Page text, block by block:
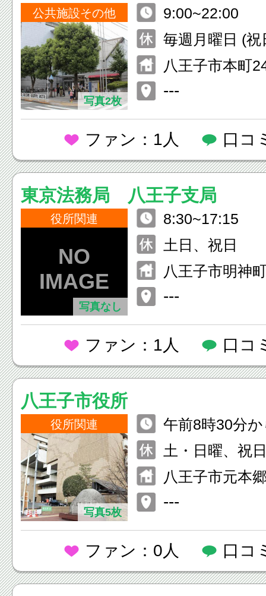
公共施設その他
写真2枚
9:00~22:00
毎週月曜日 (
館・翌日が休
八王子市本町
---
ファン：1人 口コ
東京法務局 八王子支局
役所関連
写真なし
8:30~17:15
土日、祝日
八王子市明神
---
ファン：1人 口コ
八王子市役所
役所関連
写真5枚
午前8時30分
土・日曜、祝
八王子市元本
---
ファン：0人 口コ